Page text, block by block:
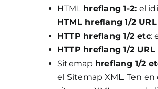
HTML hreflang 1-2: el
HTML hreflang 1/2
HTTP hreflang 1/2 etc:
HTTP hreflang 1/2
Sitemap hreflang 1/2
el Sitemap XML. Ten